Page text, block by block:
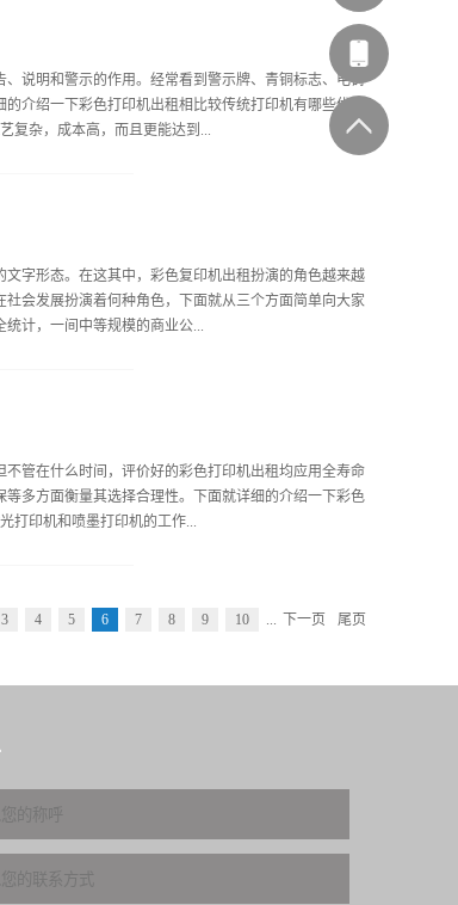
性能优质性，确保彩色复印机租赁的复印机产品各具特
消费者感受到优质的彩色复印机出租品牌和技术所带来
备，肯定先考虑所需的价位和所需的功能。要考虑实际
如果贪图一时便宜，使用代用耗材，短期之内可能并不
大量“无需”费用。以上两点就是小编在这里为大家整理
性能好，稳定性强，而且售后服务好的彩色复印机出租
说明和警示的作用。经常看到警示牌、青铜标志、电铸
介绍一下彩色打印机出租相比较传统打印机有哪些优
复杂，成本高，而且更能达到...
色图案和文字等多种优化，是识别标牌打印制作程序的
到客户对标牌图案的个性化需求。无需制版，无中间耗
色打印机出租可在任何材质上印刷，兼容性强，满足客
、会所等要求先进的现场识别标志的高质量要求；印花
好选择。总而言之，彩色打印机出租相比较传统打印机
字形态。在这其中，彩色复印机出租扮演的角色越来越
会发展扮演着何种角色，下面就从三个方面简单向大家
计，一间中等规模的商业公...
。第二：照片彩印照相机与智能手机的快速普及在某种
时尚与文明的前进方向。年轻群体，不仅喜欢时不时自
这些年轻人提供了较大便利，随拍随印，享受拍摄带来
域的问题，更能为文本信息的数位化、电子化带来极大
化工作，为现代人的工作发展提供了便捷方式。总而言
管在什么时间，评价好的彩色打印机出租均应用全寿命
多方面衡量其选择合理性。下面就详细的介绍一下彩色
打印机和喷墨打印机的工作...
完成打印过程。2、使用角度不同讨论选择彩色打印机出
印机出租...
3 4 5 6 7 8 9 10 ... 下一页 尾页
林办公
客服